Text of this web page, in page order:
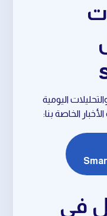
اليومية
في